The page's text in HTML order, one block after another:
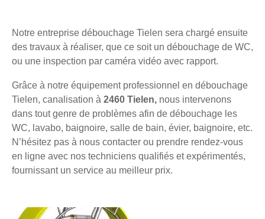
Notre entreprise débouchage Tielen sera chargé ensuite
des travaux à réaliser, que ce soit un débouchage de WC,
ou une inspection par caméra vidéo avec rapport.
Grâce à notre équipement professionnel en débouchage
Tielen, canalisation à 2460 Tielen, nous intervenons
dans tout genre de problèmes afin de débouchage les
WC, lavabo, baignoire, salle de bain, évier, baignoire, etc.
N’hésitez pas à nous contacter ou prendre rendez-vous
en ligne avec nos techniciens qualifiés et expérimentés,
fournissant un service au meilleur prix.